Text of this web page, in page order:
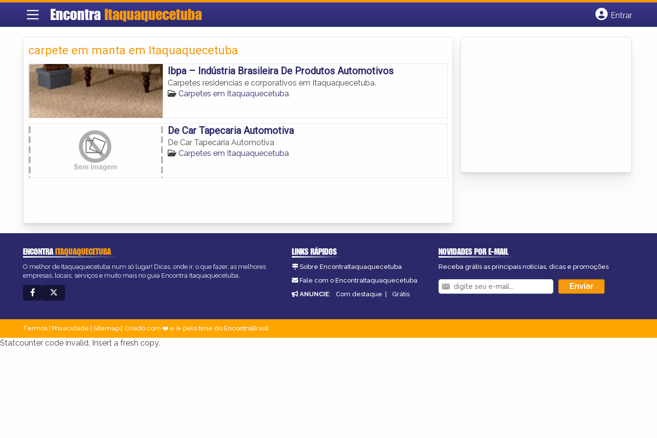
EncontraItaquaquecetuba
Entrar
carpete em manta em Itaquaquecetuba
Ibpa – Indústria Brasileira De Produtos Automotivos
Carpetes residencias e corporativos em Itaquaquecetuba.
Carpetes em Itaquaquecetuba
De Car Tapecaria Automotiva
De Car Tapecaria Automotiva
Carpetes em Itaquaquecetuba
ENCONTRAITAQUAQUECETUBA
O melhor de Itaquaquecetuba num só lugar! Dicas, onde ir, o que fazer, as melhores
empresas, locais, serviços e muito mais no guia Encontra Itaquaquecetuba.
LINKS RÁPIDOS
Sobre EncontraItaquaquecetuba
Fale com o EncontraItaquaquecetuba
ANUNCIE: Com destaque | Grátis
NOVIDADES POR E-MAIL
Receba grátis as principais notícias, dicas e promoções
Termos Privacidade Sitemap Criado com ❤️ e ☕ pelo time do EncontraBrasil
Statcounter code invalid. Insert a fresh copy.